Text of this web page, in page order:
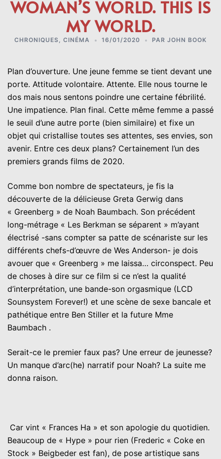
WOMAN’S WORLD. THIS IS
MY WORLD.
CHRONIQUES , CINÉMA 16/01/2020 PAR JOHN BOOK
Plan d’ouverture. Une jeune femme se tient devant une
porte. Attitude volontaire. Attente. Elle nous tourne le
dos mais nous sentons poindre une certaine fébrilité.
Une impatience. Plan final. Cette même femme a passé
le seuil d’une autre porte (bien similaire) et fixe un
objet qui cristallise toutes ses attentes, ses envies, son
avenir. Entre ces deux plans? Certainement l’un des
premiers grands films de 2020.
Comme bon nombre de spectateurs, je fis la
découverte de la délicieuse Greta Gerwig dans
« Greenberg » de Noah Baumbach. Son précédent
long-métrage « Les Berkman se séparent » m’ayant
électrisé -sans compter sa patte de scénariste sur les
différents chefs-d’œuvre de Wes Anderson- je dois
avouer que « Greenberg » me laissa… circonspect. Peu
de choses à dire sur ce film si ce n’est la qualité
d’interprétation, une bande-son orgasmique (LCD
Sounsystem Forever!) et une scène de sexe bancale et
pathétique entre Ben Stiller et la future Mme
Baumbach .
Serait-ce le premier faux pas? Une erreur de jeunesse?
Un manque d’arc(he) narratif pour Noah? La suite me
donna raison.
Car vint « Frances Ha » et son apologie du quotidien.
Beaucoup de « Hype » pour rien (Frederic « Coke en
Stock » Beigbeder est fan), de pose artistique sans